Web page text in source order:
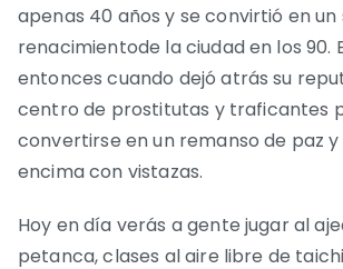
apenas 40 años y se convirtió en
renacimientode la ciudad en los 90.
entonces cuando dejó atrás su
centro de prostitutas y traficantes
convertirse en un remanso de paz y
encima con vistazas.
Hoy en día verás a gente jugar al
petanca, clases al aire libre de